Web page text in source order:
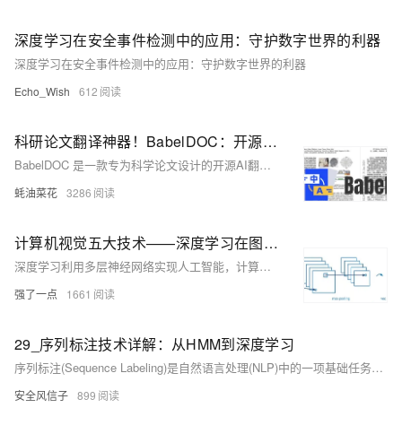
深度学习在安全事件检测中的应用：守护数字世界的利器
深度学习在安全事件检测中的应用：守护数字世界的利器
Echo_Wish 612
科研论文翻译神器！BabelDOC：开源AI工具让PDF论文秒变双语对照，公式图表全保留
BabelDOC 是一款专为科学论文设计的开源AI翻译工具，采用先进的无损解析技术和智能布局识别算法，能完美保留原文格式并生成双语对照翻译。
蚝油菜花 3286
计算机视觉五大技术——深度学习在图像处理中的应用
深度学习利用多层神经网络实现人工智能，计算机视觉是其重要应用之一。图像分类通过卷积神经网络（CNN）判断图片类别，如“猫”或“狗”。目标检测不仅识别物体，还确定其位置，R-CNN系列模型逐步优化检测速度与精度。语义分割对图像每个像素分类，FCN开创像素级分类范式，DeepLab等进一步提升细节表现。实例分割结合目标检测与语义分割，Mask R-CNN实现精准实例区分。关键点检测用于人体姿态估计、人脸特征识别等，OpenPose和HRNet等技术推动该领域发展。这些方法在效率与准确性上不断进步，广泛应用于实际场景。
强了一点 1661
29_序列标注技术详解：从HMM到深度学习
序列标注(Sequence Labeling)是自然语言处理(NLP)中的一项基础任务，其目标是为序列中的每个元素分配一个标签。在NLP领域，序列标注技术广泛应用于分词、词性标注、命名实体识别、情感分析等任务。
安全风信子 899